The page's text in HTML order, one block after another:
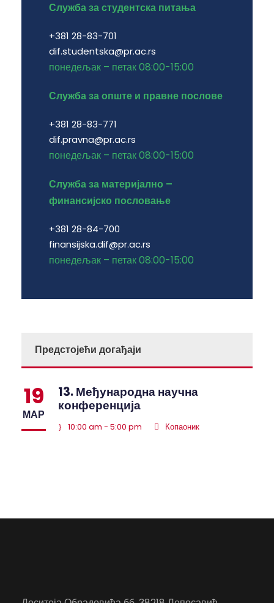
Служба за студентска питања
+381 28-83-701
dif.studentska@pr.ac.rs
понедељак – петак 08:00-15:00
Служба за опште и правне послове
+381 28-83-771
dif.pravna@pr.ac.rs
понедељак – петак 08:00-15:00
Служба за материјално –
финансијско пословање
+381 28-84-700
finansijska.dif@pr.ac.rs
понедељак – петак 08:00-15:00
Предстојећи догађаји
19
МАР
13. Међународна научна
конференција
10:00 am - 5:00 pm Копаоник